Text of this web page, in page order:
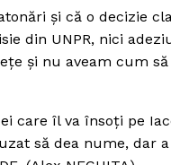
şi că o decizie
din UNPR, nici
şi nu aveam cum
care îl va însoţi pe
să dea nume, dar